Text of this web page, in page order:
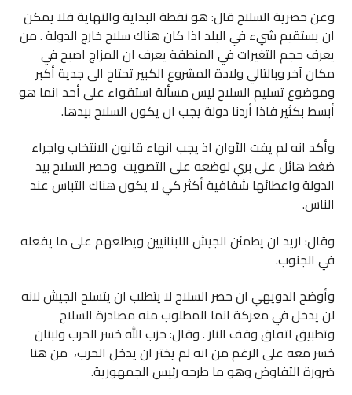
وعن حصرية السلاح قال: هو نقطة البداية والنهاية فلا يمكن
ان يستقيم شيء في البلد اذا كان هناك سلاح خارج الدولة . من
يعرف حجم التغيرات في المنطقة يعرف ان المزاج اصبح في
مكان آخر وبالتالي ولادة المشروع الكبير تحتاج الى جدية أكبر
وموضوع تسليم السلاح ليس مسألة استقواء على أحد انما هو
أبسط بكثير فاذا أردنا دولة يجب ان يكون السلاح بيدها.
وأكد انه لم يفت الأوان اذ يجب انهاء قانون الانتخاب واجراء
ضغط هائل على بري لوضعه على التصويت وحصر السلاح بيد
الدولة واعطائها شفافية أكثر كي لا يكون هناك التباس عند
الناس.
وقال: اريد ان يطمئن الجيش اللبنانيين ويطلعهم على ما يفعله
في الجنوب.
وأوضح الدويهي ان حصر السلاح لا يتطلب ان يتسلح الجيش لانه
لن يدخل في معركة انما المطلوب منه مصادرة السلاح
وتطبيق اتفاق وقف النار . وقال: حزب الله خسر الحرب ولبنان
خسر معه على الرغم من انه لم يختر ان يدخل الحرب، من هنا
ضرورة التفاوض وهو ما طرحه رئيس الجمهورية.